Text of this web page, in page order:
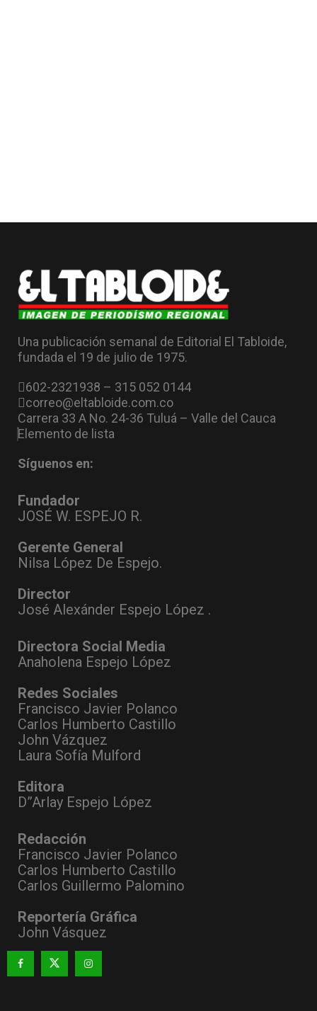
Una publicación semanal de Editorial El Tabloide,
fundada el 19 de julio de 1975.
602-2321938 – 315 052 0144
correo@eltabloide.com.co
Carrera 33 A No. 24-36 Tuluá – Valle del Cauca
Elemento de lista
Síguenos en:
Fundador
JOSÉ W. ESPEJO R.
Gerente General
Nilsa López De Espejo.
Director
José Alexánder Espejo López .
Directora Social Media
Anaholena Espejo López
Redes Sociales
Francisco Javier Polanco
Carlos Humberto Castillo
John Vázquez
Laura Sofía Mulford
Editora
D”Arlay Espejo López
Redacción
Francisco Javier Polanco
Carlos Humberto Castillo
Carlos Guillermo Palomino
Reportería Gráfica
John Vásquez